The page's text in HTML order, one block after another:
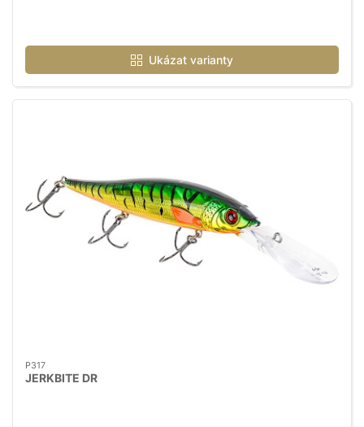
Ukázat varianty
P317
JERKBITE DR